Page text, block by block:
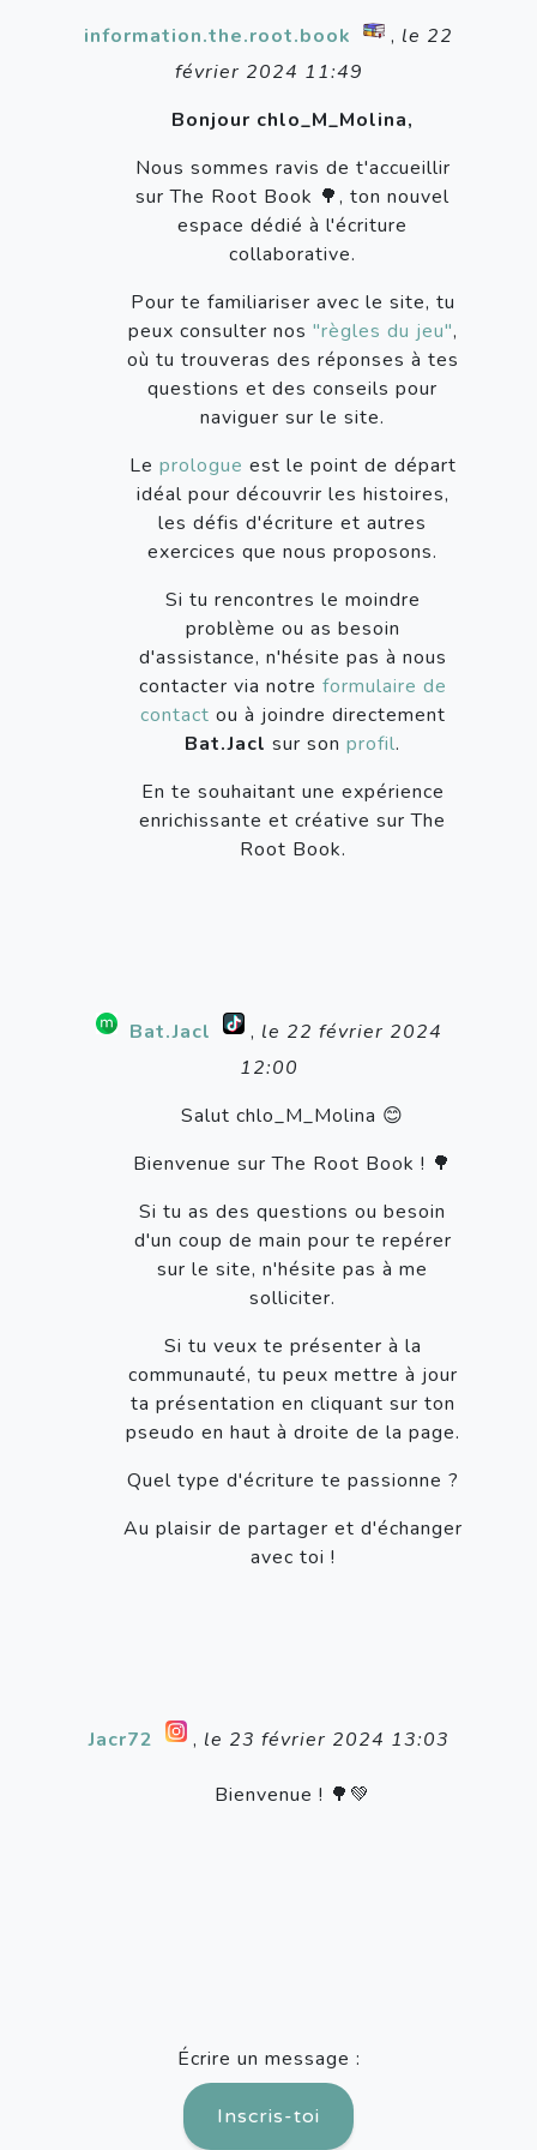
information.the.root.book , le 22
février 2024 11:49
Bonjour chlo_M_Molina,
Nous sommes ravis de t'accueillir
sur The Root Book 🌳, ton nouvel
espace dédié à l'écriture
collaborative.
Pour te familiariser avec le site, tu
peux consulter nos "règles du jeu",
où tu trouveras des réponses à tes
questions et des conseils pour
naviguer sur le site.
Le prologue est le point de départ
idéal pour découvrir les histoires,
les défis d'écriture et autres
exercices que nous proposons.
Si tu rencontres le moindre
problème ou as besoin
d'assistance, n'hésite pas à nous
contacter via notre formulaire de
contact ou à joindre directement
Bat.Jacl sur son profil.
En te souhaitant une expérience
enrichissante et créative sur The
Root Book.
Bat.Jacl , le 22 février 2024
12:00
Salut chlo_M_Molina 😊
Bienvenue sur The Root Book ! 🌳
Si tu as des questions ou besoin
d'un coup de main pour te repérer
sur le site, n'hésite pas à me
solliciter.
Si tu veux te présenter à la
communauté, tu peux mettre à jour
ta présentation en cliquant sur ton
pseudo en haut à droite de la page.
Quel type d'écriture te passionne ?
Au plaisir de partager et d'échanger
avec toi !
Jacr72 , le 23 février 2024 13:03
Bienvenue ! 🌳💚
Écrire un message :
Inscris-toi